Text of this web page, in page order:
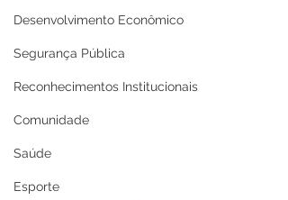
Desenvolvimento Econômico
Segurança Pública
Reconhecimentos Institucionais
Comunidade
Saúde
Esporte